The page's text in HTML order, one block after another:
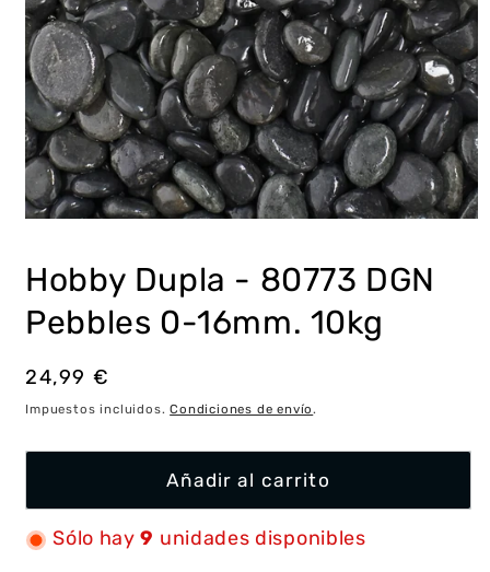
1
en
una
ventana
Hobby Dupla - 80773 DGN
Pebbles 0-16mm. 10kg
Precio
habitual
24,99 €
Impuestos incluidos.Condiciones de envío.
Añadir al carrito
Sólo hay 9 unidades disponibles